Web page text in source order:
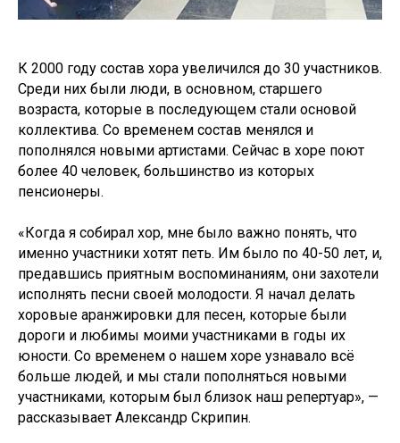
К 2000 году состав хора увеличился до 30 участников.
Среди них были люди, в основном, старшего
возраста, которые в последующем стали основой
коллектива. Со временем состав менялся и
пополнялся новыми артистами. Сейчас в хоре поют
более 40 человек, большинство из которых
пенсионеры.
«Когда я собирал хор, мне было важно понять, что
именно участники хотят петь. Им было по 40-50 лет, и,
предавшись приятным воспоминаниям, они захотели
исполнять песни своей молодости. Я начал делать
хоровые аранжировки для песен, которые были
дороги и любимы моими участниками в годы их
юности. Со временем о нашем хоре узнавало всё
больше людей, и мы стали пополняться новыми
участниками, которым был близок наш репертуар», —
рассказывает Александр Скрипин.